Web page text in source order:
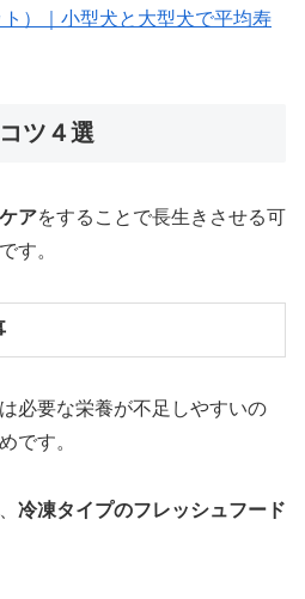
）｜小型犬と大型犬で平均寿
ツ４選
アをすることで長生きさせる可
す。
必要な栄養が不足しやすいの
です。
冷凍タイプのフレッシュフード